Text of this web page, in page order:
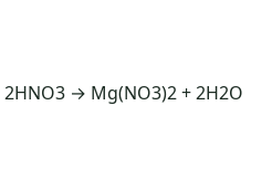
2HNO3 → Mg(NO3)2 + 2H2O